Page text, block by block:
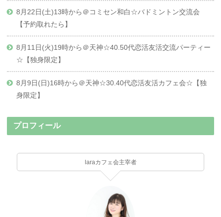
8月22日(土)13時から＠コミセン和白☆バドミントン交流会
【予約取れたら】
8月11日(火)19時から＠天神☆40.50代恋活友活交流パーティー
☆【独身限定】
8月9日(日)16時から＠天神☆30.40代恋活友活カフェ会☆【独
身限定】
プロフィール
laraカフェ会主宰者